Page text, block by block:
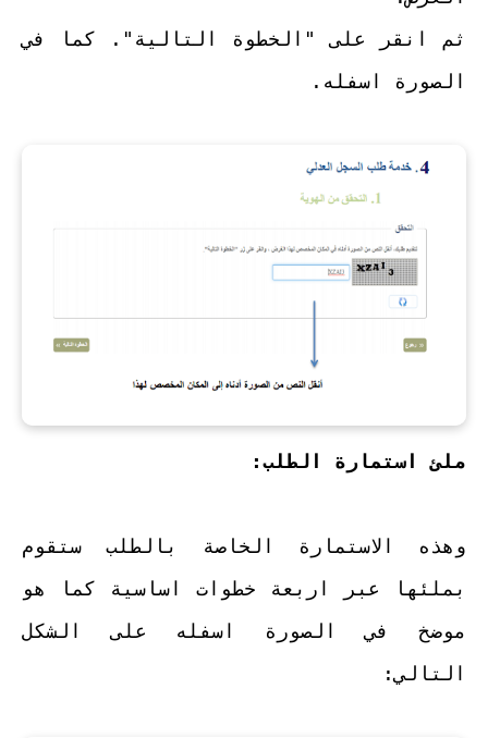
ثم انقر على "الخطوة التالية". كما في
الصورة اسفله.
ملئ استمارة الطلب:
وهذه الاستمارة الخاصة بالطلب ستقوم
بملئها عبر اربعة خطوات اساسية كما هو
موضخ في الصورة اسفله على الشكل
التالي: